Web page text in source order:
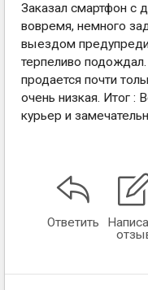
Заказал смартфон с
вовремя, немного
выездом
терпеливо
продается почти
очень низкая. Итог
курьер и
Ответить